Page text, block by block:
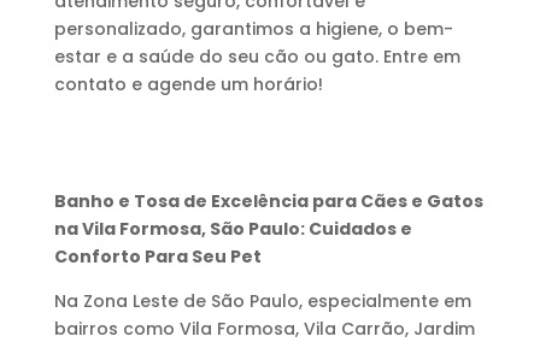
personalizado, garantimos a higiene, o bem-
estar e a saúde do seu cão ou gato. Entre em
contato e agende um horário!
Banho e Tosa de Excelência para Cães e Gatos
na Vila Formosa, São Paulo: Cuidados e
Conforto Para Seu Pet
Na Zona Leste de São Paulo, especialmente em
bairros como Vila Formosa, Vila Carrão, Jardim